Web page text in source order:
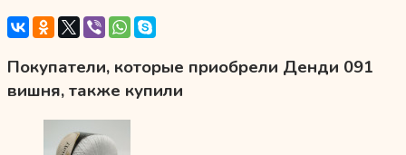
Покупатели, которые приобрели Денди 091
вишня, также купили